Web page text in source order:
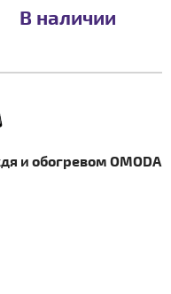
В наличии
и обогревом OMODA